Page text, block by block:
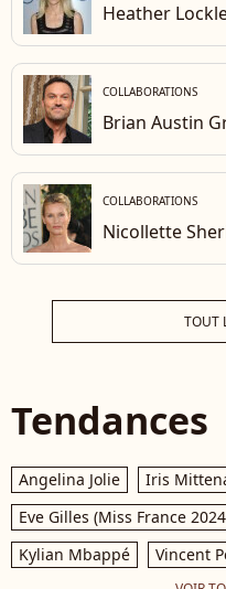
Heather
COLLABORATIONS
Brian Austin
COLLABORATIONS
Nicollette
TOUT
Tendances
Angelina Jolie Iris
Eve Gilles (Miss France
Kylian Mbappé
Vincent